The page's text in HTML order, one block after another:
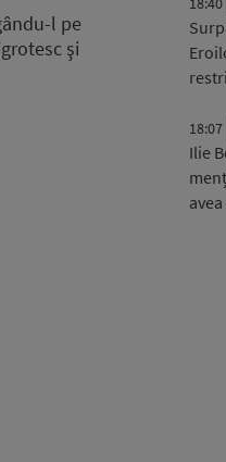
l pe
şi
18:07
Ilie